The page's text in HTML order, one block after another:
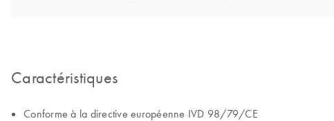
Caractéristiques
Conforme à la directive européenne IVD 98/79/CE